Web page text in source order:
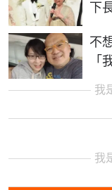
下
不
「
我
我